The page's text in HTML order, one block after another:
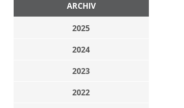
ARCHIV
2025
2024
2023
2022